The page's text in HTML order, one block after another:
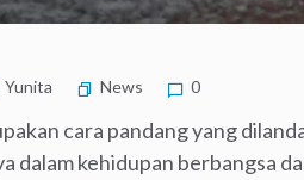
Yunita News 0
cara pandang yang
dalam kehidupan berbangsa